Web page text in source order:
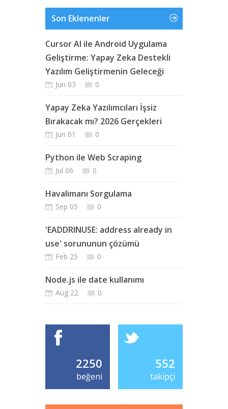
Son Eklenenler
Cursor AI ile Android Uygulama
Geliştirme: Yapay Zeka Destekli
Yazılım Geliştirmenin Geleceği
Jun 03 0
Yapay Zeka Yazılımcıları İşsiz
Bırakacak mı? 2026 Gerçekleri
Jun 01 0
Python ile Web Scraping
Jul 06 0
Havalimanı Sorgulama
Sep 05 0
'EADDRINUSE: address already in
use' sorununun çözümü
Feb 25 0
Node.js ile date kullanımı
Aug 22 0
2250
beğeni
552
takipçi